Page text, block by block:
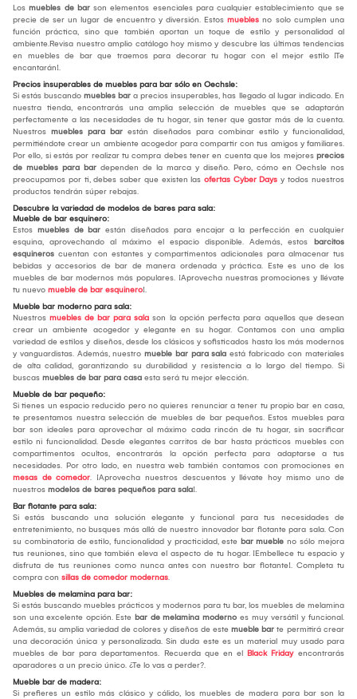
Los muebles de bar son elementos esenciales para cualquier establecimiento que se
precie de ser un lugar de encuentro y diversión. Estos muebles no solo cumplen una
función práctica, sino que también aportan un toque de estilo y personalidad al
ambiente.Revisa nuestro amplio catálogo hoy mismo y descubre las últimas tendencias
en muebles de bar que traemos para decorar tu hogar con el mejor estilo ¡Te
encantarán!.
Precios insuperables de muebles para bar sólo en Oechsle:
Si estás buscando muebles bar a precios insuperables, has llegado al lugar indicado. En
nuestra tienda, encontrarás una amplia selección de muebles que se adaptarán
perfectamente a las necesidades de tu hogar, sin tener que gastar más de la cuenta.
Nuestros muebles para bar están diseñados para combinar estilo y funcionalidad,
permitiéndote crear un ambiente acogedor para compartir con tus amigos y familiares.
Por ello, si estás por realizar tu compra debes tener en cuenta que los mejores precios
de muebles para bar dependen de la marca y diseño. Pero, cómo en Oechsle nos
preocupamos por ti, debes saber que existen las ofertas Cyber Days y todos nuestros
productos tendrán súper rebajas.
Descubre la variedad de modelos de bares para sala:
Mueble de bar esquinero:
Estos muebles de bar están diseñados para encajar a la perfección en cualquier
esquina, aprovechando al máximo el espacio disponible. Además, estos barcitos
esquineros cuentan con estantes y compartimentos adicionales para almacenar tus
bebidas y accesorios de bar de manera ordenada y práctica. Este es uno de los
muebles de bar modernos más populares. ¡Aprovecha nuestras promociones y llévate
tu nuevo mueble de bar esquinero!.
Mueble bar moderno para sala:
Nuestros muebles de bar para sala son la opción perfecta para aquellos que desean
crear un ambiente acogedor y elegante en su hogar. Contamos con una amplia
variedad de estilos y diseños, desde los clásicos y sofisticados hasta los más modernos
y vanguardistas. Además, nuestro mueble bar para sala está fabricado con materiales
de alta calidad, garantizando su durabilidad y resistencia a lo largo del tiempo. Si
buscas muebles de bar para casa esta será tu mejor elección.
Mueble de bar pequeño:
Si tienes un espacio reducido pero no quieres renunciar a tener tu propio bar en casa,
te presentamos nuestra selección de muebles de bar pequeños. Estos muebles para
bar son ideales para aprovechar al máximo cada rincón de tu hogar, sin sacrificar
estilo ni funcionalidad. Desde elegantes carritos de bar hasta prácticos muebles con
compartimentos ocultos, encontrarás la opción perfecta para adaptarse a tus
necesidades. Por otro lado, en nuestra web también contamos con promociones en
mesas de comedor. ¡Aprovecha nuestros descuentos y llévate hoy mismo uno de
nuestros modelos de bares pequeños para sala!.
Bar flotante para sala:
Si estás buscando una solución elegante y funcional para tus necesidades de
entretenimiento, no busques más allá de nuestro innovador bar flotante para sala. Con
su combinatoria de estilo, funcionalidad y practicidad, este bar mueble no sólo mejora
tus reuniones, sino que también eleva el aspecto de tu hogar. ¡Embellece tu espacio y
disfruta de tus reuniones como nunca antes con nuestro bar flotante!. Completa tu
compra con sillas de comedor modernas.
Muebles de melamina para bar:
Si estás buscando muebles prácticos y modernos para tu bar, los muebles de melamina
son una excelente opción. Este bar de melamina moderno es muy versátil y funcional.
Además, su amplia variedad de colores y diseños de este mueble bar te permitirá crear
una decoración única y personalizada. Sin duda este es un material muy usado para
muebles de bar para departamentos. Recuerda que en el Black Fridayencontrarás
aparadores a un precio único. ¿Te lo vas a perder?.
Mueble bar de madera:
Si prefieres un estilo más clásico y cálido, los muebles de madera para bar son la